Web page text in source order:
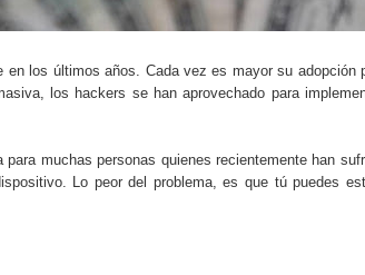
recomendación musical en plataformas
conocen sobre internet y el mundo
riesgos y cómo funciona actualmente
el consumo de noticias en internet
tecnología está transformando el empleo
los últimos años. Cada vez es mayor su adopción
los hackers se han aprovechado para
muchas personas quienes recientemente han
Lo peor del problema, es que tú puedes